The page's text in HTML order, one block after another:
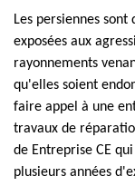
Les persiennes
exposées aux
rayonnements
qu'elles soient
faire appel à une
travaux de
de Entreprise CE
plusieurs années